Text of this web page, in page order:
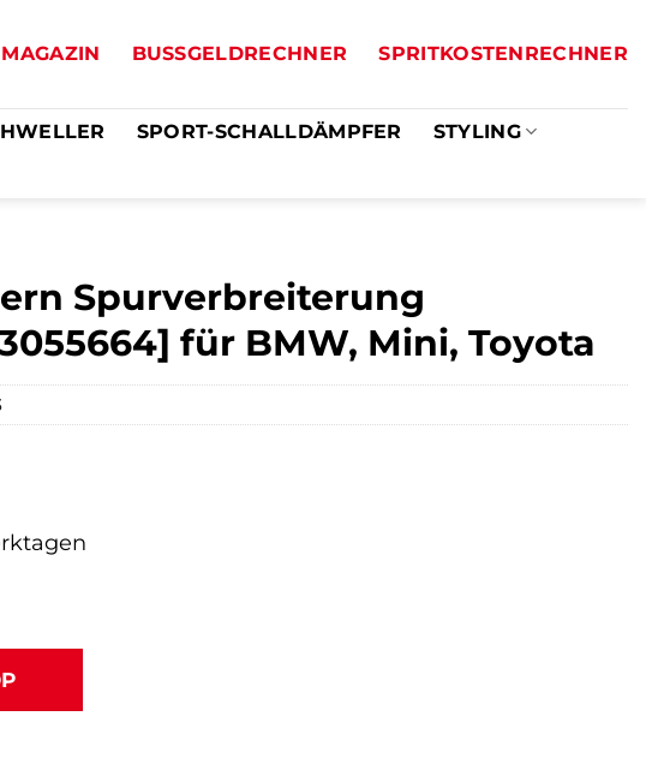
MAGAZIN BUSSGELDRECHNER SPRITKOSTENRECHNER
SPORT-SCHALLDÄMPFER
STYLING
Spurverbreiterung
für BMW, Mini, Toyota